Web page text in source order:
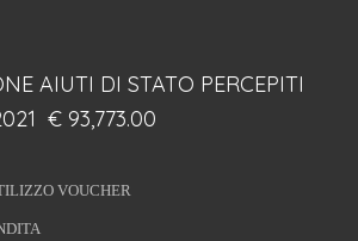
AIUTI DI STATO PERCEPITI
€ 93,773.00
VOUCHER